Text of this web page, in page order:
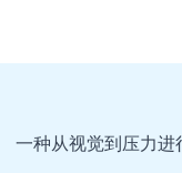
一种从视觉到压力